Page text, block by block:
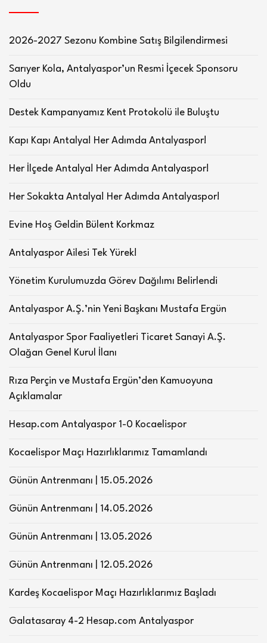
2026-2027 Sezonu Kombine Satış Bilgilendirmesi
Sarıyer Kola, Antalyaspor’un Resmi İçecek Sponsoru
Oldu
Destek Kampanyamız Kent Protokolü ile Buluştu
Kapı Kapı Antalya! Her Adımda Antalyaspor!
Her İlçede Antalya! Her Adımda Antalyaspor!
Her Sokakta Antalya! Her Adımda Antalyaspor!
Evine Hoş Geldin Bülent Korkmaz
Antalyaspor Ailesi Tek Yürek!
Yönetim Kurulumuzda Görev Dağılımı Belirlendi
Antalyaspor A.Ş.’nin Yeni Başkanı Mustafa Ergün
Antalyaspor Spor Faaliyetleri Ticaret Sanayi A.Ş.
Olağan Genel Kurul İlanı
Rıza Perçin ve Mustafa Ergün’den Kamuoyuna
Açıklamalar
Hesap.com Antalyaspor 1-0 Kocaelispor
Kocaelispor Maçı Hazırlıklarımız Tamamlandı
Günün Antrenmanı | 15.05.2026
Günün Antrenmanı | 14.05.2026
Günün Antrenmanı | 13.05.2026
Günün Antrenmanı | 12.05.2026
Kardeş Kocaelispor Maçı Hazırlıklarımız Başladı
Galatasaray 4-2 Hesap.com Antalyaspor